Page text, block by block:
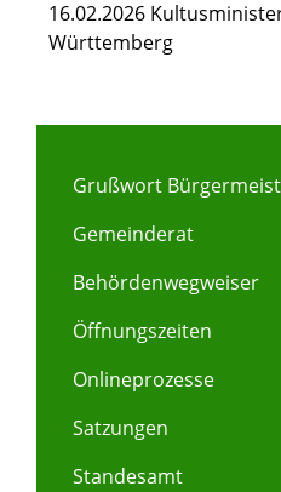
16.02.2026
Württemberg
Grußwort
Gemeinderat
Behördenwegweiser
Öffnungszeiten
Onlineprozesse
Satzungen
Standesamt